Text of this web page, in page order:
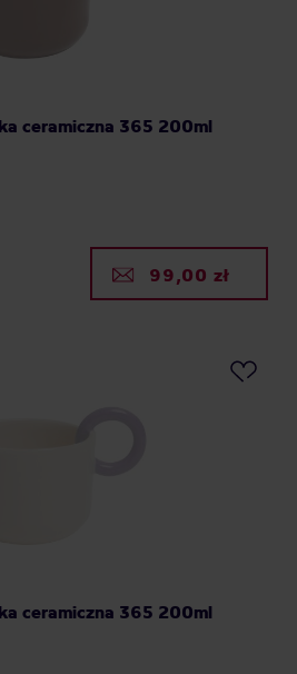
ceramiczna 365 200ml
99,00 zł
ceramiczna 365 200ml